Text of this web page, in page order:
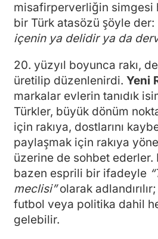
misafirperverliğin simgesi
bir Türk atasözü şöyle der:
içenin ya delidir ya da
20. yüzyıl boyunca rakı,
üretilip düzenlenirdi. Yeni
markalar evlerin tanıdık
Türkler, büyük dönüm
için rakıya, dostlarını
paylaşmak için rakıya
üzerine de sohbet ederler.
bazen esprili bir ifadeyle
meclisi”olarak
futbol veya politika dahil
gelebilir.